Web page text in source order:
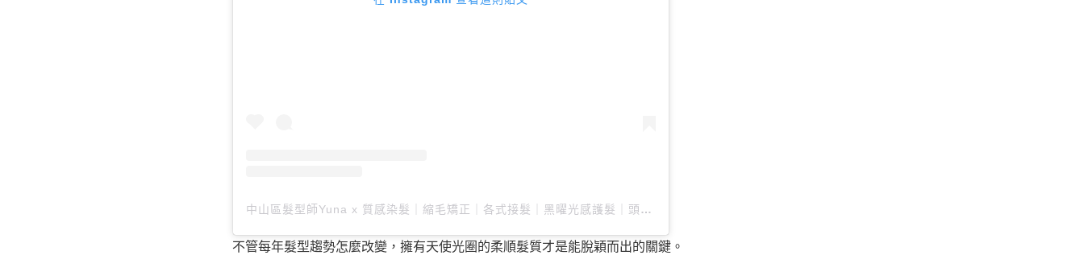
中山區髮型師Yuna x 質感染髮｜縮毛矯正｜各式接髮｜黑曜光感護髮｜頭皮養護｜結構式護髮（@je_yuna）分享的貼文
不管每年髮型趨勢怎麼改變，擁有天使光圈的柔順髮質才是能脫穎而出的關鍵。